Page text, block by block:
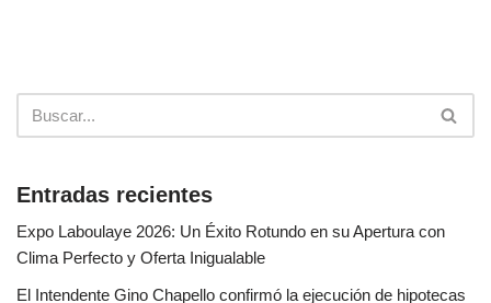
Entradas recientes
Expo Laboulaye 2026: Un Éxito Rotundo en su Apertura con
Clima Perfecto y Oferta Inigualable
El Intendente Gino Chapello confirmó la ejecución de hipotecas